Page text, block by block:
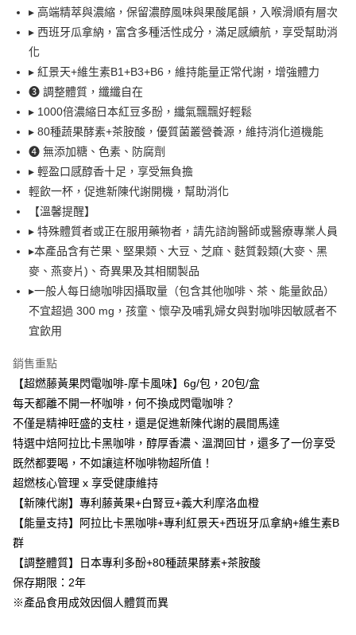
相關說明
【大哥付你分期使用說明】
1.本服務由台灣大哥大提供，台灣大哥大用戶可立即使用無須另外申請。
2.付款方式選擇「大哥付你分期」，訂單成立後會自動跳轉到大哥付的交易
流程，驗證手機門號後，選擇欲分期的期數、繳款截止日，確認付款後即完
3.實際核准額度、可分期數及費用金額請依後續交易確認頁面所載為準。
4.訂單成立30分鐘內，如未前往確認交易或遇審核未通過，訂單將自動取
消。如遇「轉專審核」未通過狀況，表示未達大哥付你分期系統評分，恕無
法說明評估內容。
【繳款方式說明】
1.分期款項不併入電信帳單，「大哥付你分期」於每月結算日後寄送繳費提
2.透過簡訊連結打開帳單後，可選擇「超商條碼／台灣大直營門市／銀行轉
帳／街口支付／iPASS MONEY」等通路繳費。
【注意事項】
1.本服務係由「台灣大哥大股份有限公司」（以下簡稱本公司）所提供，讓
用戶於交易時，得透過本服務購買商品或服務，並由商店將買賣／分期付款
買賣價金債權讓與本公司後，依約使用本公司帳單繳交帳款。
2.基於同意付款使用「大哥付你分期」之契約關係目的，商店將以您的個人
資料（包含姓名、電話或地址）提供予台灣大哥大進項蒐集、處理及利用，
由本公司與您本人進行分期帳單所需資料之確認、核對及更正。
AFTEE先享後付
相關說明
【關於「AFTEE先享後付」】
AFTEE先享後付是「在收到商品之後才付款」的支付方式。 讓您購物簡單
１．簡單：不需註冊會員、不需綁卡、不需儲值。
２．便利：只要手機號碼，簡訊認證，即可結帳。
３．安心：先確認商品／服務後，再付款。
【「AFTEE先享後付」結帳流程】
１．於結帳方式選擇「AFTEE先享後付」後，將跳轉至「AFTEE先享後付」
結帳頁面，進行簡訊認證並確認金額後，即可完成結帳。
２．訂單成立數日內，您將收到繳費通知簡訊。
３．收到繳費通知簡訊後14天內，點擊此簡訊中的連結，可透過四大超商／
ATM／網路銀行／等多元方式進行付款，方視為交易完成。
※ 請注意：結帳手續完成當下不需立刻繳費，但若您需要取消訂單，請聯絡
購買商品的店家。未經商家同意取消之訂單仍視為有效，需透過AFTEE先享
後付繳納相關費用。
※ 交易是否成功請以「AFTEE先享後付 」之結帳頁面顯示為準，若有關於
是否繳費成功／繳費後需取消欲退款等相關疑問，請聯繫「AFTEE先享後付
客戶支援中心」
【注意事項】
１．透過由恩沛科技股份有限公司提供之「AFTEE先享後付」服務完成之交
易，需依本服務之必要範圍內提供個人資料，並將交易相關給付款項請求債
權轉讓予恩沛科技股份有限公司。
２．關於個人資料處理事宜，請瀏覽以下網址：
３．未成年的使用者請事先徵得法定代理人或監護人之同意方可使用
「AFTEE先享後付」，若未經同意申辦者引起之損失，本公司不負相關責
任。
４．使用「AFTEE先享後付」時，將依據個別帳號之用戶狀況，依本公司即
時審查核予不同之上限額度；若仍有額度不足之情形，本公司將視審查結果
請求用戶進行身份認證。
恩沛科技股份有限公司將有權停止該用戶之使用額度並採取法律行動。
ATM付款
貨到付款
運送方式
全家取貨付款
付款後全家取貨
每筆NT$80，滿NT$1,680(含以上)免運費
萊爾富取貨付款
每筆NT$80，滿NT$1,680(含以上)免運費
付款後萊爾富取貨
每筆NT$80，滿NT$1,680(含以上)免運費
7-11取貨付款
每筆NT$80，滿NT$1,680(含以上)免運費
付款後7-11取貨
每筆NT$80，滿NT$1,680(含以上)免運費
台灣本島宅配
每筆NT$80，滿NT$1,680(含以上)免運費
離島宅配
每筆NT$100，滿NT$2,000(含以上)免運費
貨到付款
每筆NT$100，滿NT$2,000(含以上)免運費
▸ 高端精萃與濃縮，保留濃醇風味與果酸尾韻，入喉滑順有層次
▸ 西班牙瓜拿納，富含多種活性成分，滿足感續航，享受幫助消
化
▸ 紅景天+維生素B1+B3+B6，維持能量正常代謝，增強體力
❸ 調整體質，纖纖自在
▸ 1000倍濃縮日本紅豆多酚，纖氣飄飄好輕鬆
▸ 80種蔬果酵素+茶胺酸，優質菌叢營養源，維持消化道機能
❹ 無添加糖、色素、防腐劑
▸ 輕盈口感醇香十足，享受無負擔
輕飲一杯，促進新陳代謝開機，幫助消化
【溫馨提醒】
▸ 特殊體質者或正在服用藥物者，請先諮詢醫師或醫療專業人員
▸本產品含有芒果、堅果類、大豆、芝麻、麩質穀類(大麥、黑
麥、燕麥片)、奇異果及其相關製品
▸一般人每日總咖啡因攝取量（包含其他咖啡、茶、能量飲品）
不宜超過 300 mg，孩童、懷孕及哺乳婦女與對咖啡因敏感者不
宜飲用
銷售重點
【超燃藤黃果閃電咖啡-摩卡風味】6g/包，20包/盒
每天都離不開一杯咖啡，何不換成閃電咖啡？
不僅是精神旺盛的支柱，還是促進新陳代謝的晨間馬達
特選中焙阿拉比卡黑咖啡，醇厚香濃、溫潤回甘，還多了一份享受
既然都要喝，不如讓這杯咖啡物超所值！
超燃核心管理 x 享受健康維持
【新陳代謝】專利藤黃果+白腎豆+義大利摩洛血橙
【能量支持】阿拉比卡黑咖啡+專利紅景天+西班牙瓜拿納+維生素B
群
【調整體質】日本專利多酚+80種蔬果酵素+茶胺酸
保存期限：2年
※產品食用成效因個人體質而異